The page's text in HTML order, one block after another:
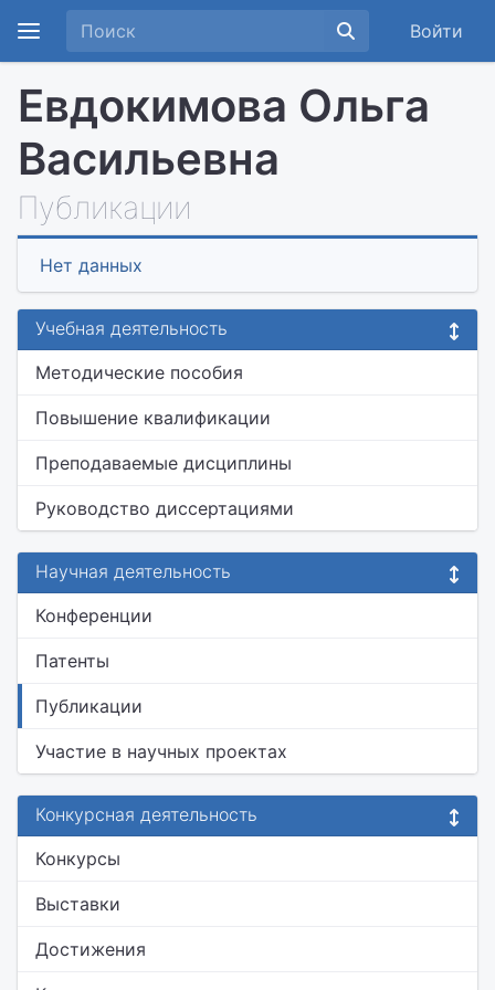
Войти
Евдокимова Ольга
Васильевна
Публикации
Нет данных
Учебная деятельность
Методические пособия
Повышение квалификации
Преподаваемые дисциплины
Руководство диссертациями
Научная деятельность
Конференции
Патенты
Публикации
Участие в научных проектах
Конкурсная деятельность
Конкурсы
Выставки
Достижения